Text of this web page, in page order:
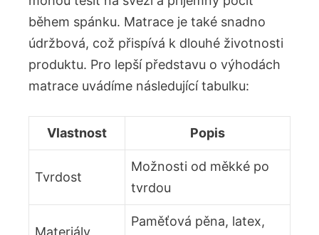
během spánku. Matrace je také snadno
údržbová, což přispívá k dlouhé životnosti
produktu. Pro lepší představu o výhodách
matrace uvádíme následující tabulku:
Vlastnost Popis
Tvrdost
Možnosti od měkké po
tvrdou
Paměťová pěna, latex,